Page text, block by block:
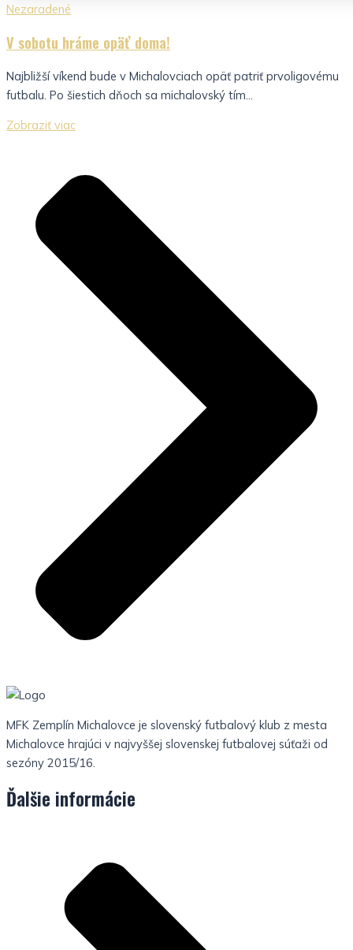
Nezaradené
V sobotu hráme opäť doma!
Najbližší víkend bude v Michalovciach opäť patriť prvoligovému
futbalu. Po šiestich dňoch sa michalovský tím...
Zobraziť viac
MFK Zemplín Michalovce je slovenský futbalový klub z mesta
Michalovce hrajúci v najvyššej slovenskej futbalovej súťaži od
sezóny 2015/16.
Ďalšie informácie